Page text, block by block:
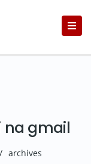
na gmail
/ archives